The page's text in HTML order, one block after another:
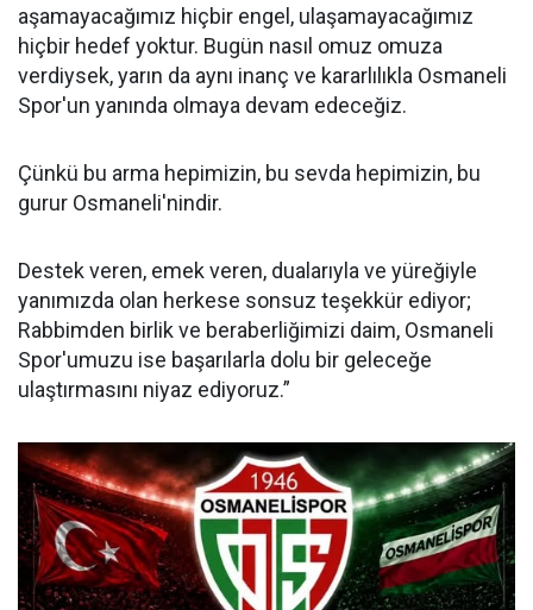
aşamayacağımız hiçbir engel, ulaşamayacağımız
hiçbir hedef yoktur. Bugün nasıl omuz omuza
verdiysek, yarın da aynı inanç ve kararlılıkla Osmaneli
Spor'un yanında olmaya devam edeceğiz.
Çünkü bu arma hepimizin, bu sevda hepimizin, bu
gurur Osmaneli'nindir.
Destek veren, emek veren, dualarıyla ve yüreğiyle
yanımızda olan herkese sonsuz teşekkür ediyor;
Rabbimden birlik ve beraberliğimizi daim, Osmaneli
Spor'umuzu ise başarılarla dolu bir geleceğe
ulaştırmasını niyaz ediyoruz.”